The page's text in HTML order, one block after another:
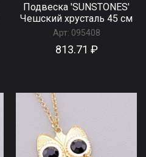
Подвеска 'SUNSTONES'
Чешский хрусталь 45 см
Арт: 095408
813.71 ₽